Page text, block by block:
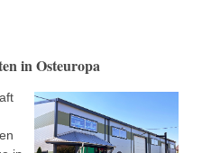
in Osteuropa